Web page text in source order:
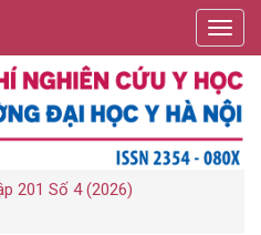
201 Số 4 (2026)